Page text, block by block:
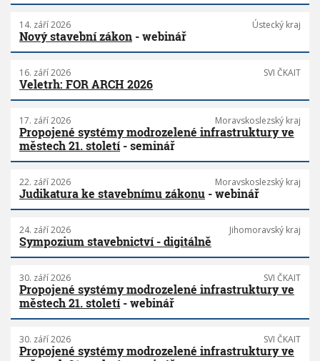
14. září 2026 Ústecký kraj
Nový stavební zákon - webinář
16. září 2026 SVI ČKAIT
Veletrh: FOR ARCH 2026
17. září 2026 Moravskoslezský kraj
Propojené systémy modrozelené infrastruktury ve
městech 21. století- seminář
22. září 2026 Moravskoslezský kraj
Judikatura ke stavebnímu zákonu - webinář
24. září 2026 Jihomoravský kraj
Sympozium stavebnictví - digitálně
30. září 2026 SVI ČKAIT
Propojené systémy modrozelené infrastruktury ve
městech 21. století- webinář
30. září 2026 SVI ČKAIT
Propojené systémy modrozelené infrastruktury ve